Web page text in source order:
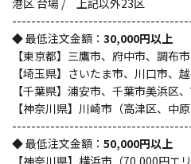
港区 台場 / 上記以外23区
◆ 最低注文金額： 30,000円以上
【東京都】三鷹市、府中市、調布市
【埼玉県】さいたま市、川口市、
【千葉県】浦安市、千葉市美浜区
【神奈川県】川崎市（高津区、中
◆ 最低注文金額： 50,000円以上